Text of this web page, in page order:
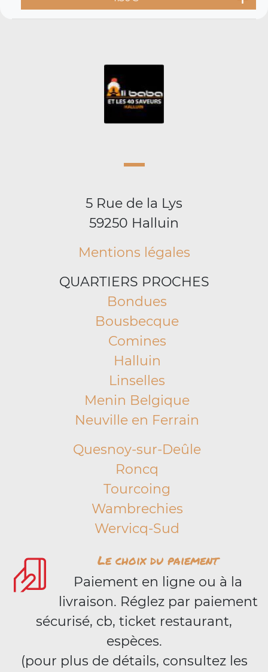
5 Rue de la Lys
59250 Halluin
Mentions légales
QUARTIERS PROCHES
Bondues
Bousbecque
Comines
Halluin
Linselles
Menin Belgique
Neuville en Ferrain
Quesnoy-sur-Deûle
Roncq
Tourcoing
Wambrechies
Wervicq-Sud
Le choix du paiement
Paiement en ligne ou à la
livraison. Réglez par paiement
sécurisé, cb, ticket restaurant,
espèces.
(pour plus de détails, consultez les